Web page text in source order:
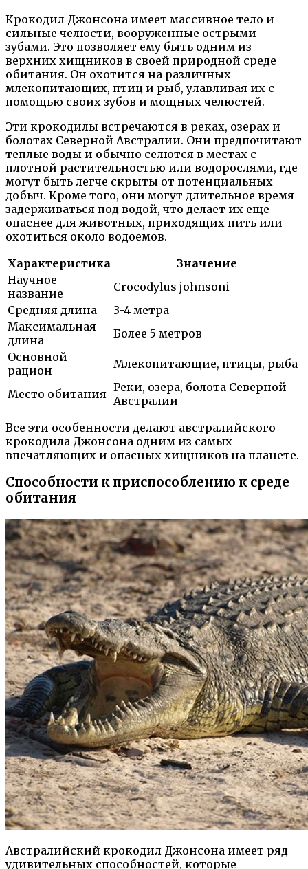
Крокодил Джонсона имеет массивное тело и
сильные челюсти, вооруженные острыми
зубами. Это позволяет ему быть одним из
верхних хищников в своей природной среде
обитания. Он охотится на различных
млекопитающих, птиц и рыб, улавливая их с
помощью своих зубов и мощных челюстей.
Эти крокодилы встречаются в реках, озерах и
болотах Северной Австралии. Они предпочитают
теплые воды и обычно селются в местах с
плотной растительностью или водорослями, где
могут быть легче скрыты от потенциальных
добыч. Кроме того, они могут длительное время
задерживаться под водой, что делает их еще
опаснее для животных, приходящих пить или
охотиться около водоемов.
Характеристика
Значение
Научное
название
Crocodylus johnsoni
Средняя длина
3-4 метра
Максимальная
длина
Более 5 метров
Основной
рацион
Млекопитающие, птицы, рыба
Место обитания Реки, озера, болота Северной
Австралии
Все эти особенности делают австралийского
крокодила Джонсона одним из самых
впечатляющих и опасных хищников на планете.
Способности к приспособлению к среде
обитания
Австралийский крокодил Джонсона имеет ряд
удивительных способностей, которые